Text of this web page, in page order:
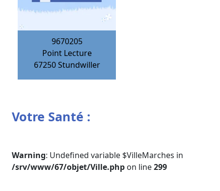
9670205
Point Lecture
67250 Stundwiller
Votre Santé :
Warning: Undefined variable $VilleMarches in
/srv/www/67/objet/Ville.php on line299